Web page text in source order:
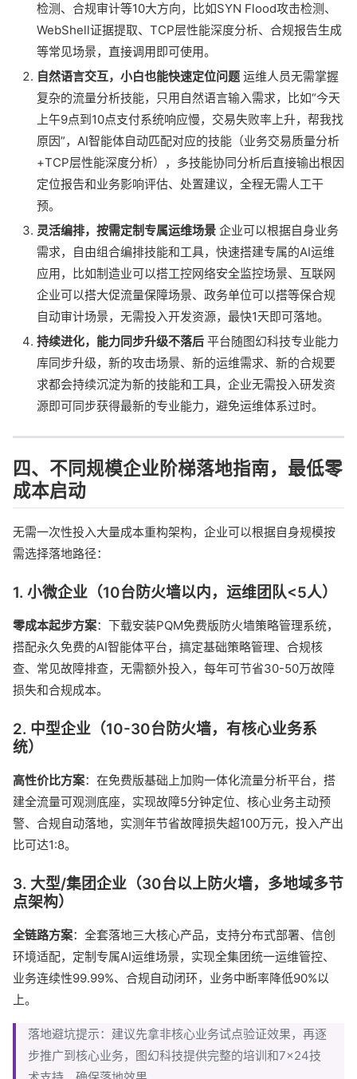
检测、合规审计等10大方向，比如SYN Flood攻击检测、
WebShell证据提取、TCP层性能深度分析、合规报告生成
等常见场景，直接调用即可使用。
自然语言交互，小白也能快速定位问题 运维人员无需掌握
复杂的流量分析技能，只用自然语言输入需求，比如“今天
上午9点到10点支付系统响应慢，交易失败率上升，帮我找
原因”，AI智能体自动匹配对应的技能（业务交易质量分析
+TCP层性能深度分析），多技能协同分析后直接输出根因
定位报告和业务影响评估、处置建议，全程无需人工干
预。
灵活编排，按需定制专属运维场景 企业可以根据自身业务
需求，自由组合编排技能和工具，快速搭建专属的AI运维
应用，比如制造业可以搭工控网络安全监控场景、互联网
企业可以搭大促流量保障场景、政务单位可以搭等保合规
自动审计场景，无需投入开发资源，最快1天即可落地。
持续进化，能力同步升级不落后 平台随图幻科技专业能力
库同步升级，新的攻击场景、新的运维需求、新的合规要
求都会持续沉淀为新的技能和工具，企业无需投入研发资
源即可同步获得最新的专业能力，避免运维体系过时。
四、不同规模企业阶梯落地指南，最低零
成本启动
无需一次性投入大量成本重构架构，企业可以根据自身规模按
需选择落地路径：
1. 小微企业（10台防火墙以内，运维团队<5人）
零成本起步方案：下载安装PQM免费版防火墙策略管理系统，
搭配永久免费的AI智能体平台，搞定基础策略管理、合规核
查、常见故障排查，无需额外投入，每年可节省30-50万故障
损失和合规成本。
2. 中型企业（10-30台防火墙，有核心业务系
统）
高性价比方案：在免费版基础上加购一体化流量分析平台，搭
建全流量可观测底座，实现故障5分钟定位、核心业务主动预
警、合规自动落地，实测年节省故障损失超100万元，投入产出
比可达1:8。
3. 大型/集团企业（30台以上防火墙，多地域多节
点架构）
全链路方案：全套落地三大核心产品，支持分布式部署、信创
环境适配，定制专属AI运维场景，实现全集团统一运维管控、
业务连续性99.99%、合规自动闭环，业务中断率降低90%以
上。
落地避坑提示：建议先拿非核心业务试点验证效果，再逐
步推广到核心业务，图幻科技提供完整的培训和7×24技